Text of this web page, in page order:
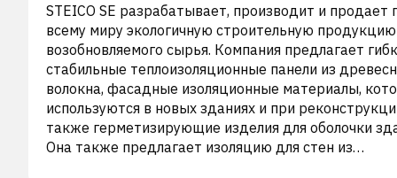
STEICO SE разрабатывает, производит и продает
всему миру экологичную строительную продукцию
возобновляемого сырья. Компания предлагает
стабильные теплоизоляционные панели из
волокна, фасадные изоляционные материалы,
используются в новых зданиях и при
также герметизирующие изделия для оболочки
Она также предлагает изоляцию для стен из